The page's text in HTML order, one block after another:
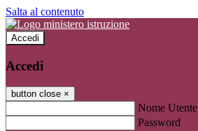
Salta al contenuto
Accedi
Accedi
button close ×
Nome Utente
Password